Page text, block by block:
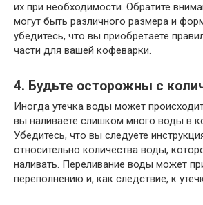
их при необходимости. Обратите
могут быть различного размера и
убедитесь, что вы приобретаете
части для вашей кофеварки.
4. Будьте осторожны с
Иногда утечка воды может
вы наливаете слишком много воды в
Убедитесь, что вы следуете
относительно количества воды,
наливать. Переливание воды может
переполнению и, как следствие, к